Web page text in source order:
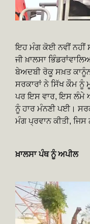
ਇਹ ਮੰਗ ਕੋਈ ਨਵੀਂ ਨਹੀਂ
ਜੀ ਖ਼ਾਲਸਾ
ਬੇਅਦਬੀ ਰੋਕੂ ਸਖ਼ਤ
ਸਰਕਾਰਾਂ ਨੇ ਸਿੱਖ ਕੌਮ
ਪਰ ਇਸ ਵਾਰ, ਇਸ ਲੰਮੇ
ਨੂੰ ਹਾਰ ਮੰਨਣੀ ਪਈ।
ਮੰਗ ਪ੍ਰਵਾਨ ਕੀਤੀ,
ਖ਼ਾਲਸਾ ਪੰਥ ਨੂੰ ਅਪੀਲ